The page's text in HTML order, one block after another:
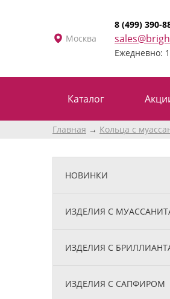
Москва
8 (499) 390-
Ежедневно:
Каталог
Главная Кольца с
НОВИНКИ
ИЗДЕЛИЯ С
ИЗДЕЛИЯ С
ИЗДЕЛИЯ С САПФИРОМ